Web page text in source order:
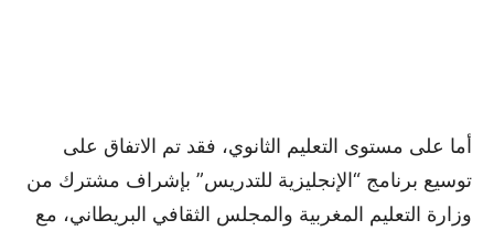
أما على مستوى التعليم الثانوي، فقد تم الاتفاق على
توسيع برنامج “الإنجليزية للتدريس” بإشراف مشترك من
وزارة التعليم المغربية والمجلس الثقافي البريطاني، مع